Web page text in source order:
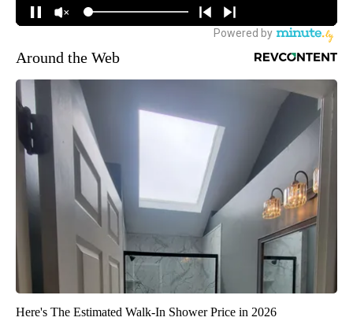
Around the Web
Here's The Estimated Walk-In Shower Price in 2026